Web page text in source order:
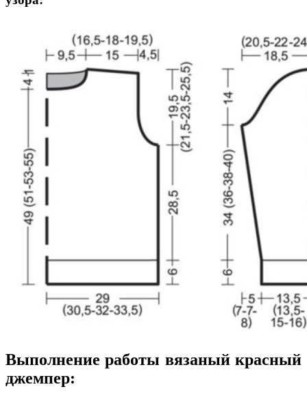
Выполнение работы вязаный красный
джемпер: